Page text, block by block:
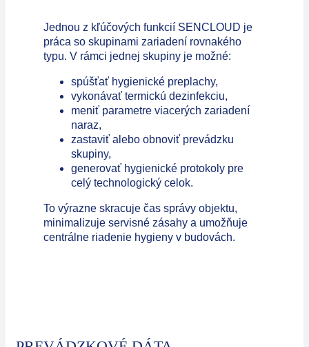
Jednou z kľúčových funkcií SENCLOUD je
práca so skupinami zariadení rovnakého
typu. V rámci jednej skupiny je možné:
spúšťať hygienické preplachy,
vykonávať termickú dezinfekciu,
meniť parametre viacerých zariadení
naraz,
zastaviť alebo obnoviť prevádzku
skupiny,
generovať hygienické protokoly pre
celý technologický celok.
To výrazne skracuje čas správy objektu,
minimalizuje servisné zásahy a umožňuje
centrálne riadenie hygieny v budovách.